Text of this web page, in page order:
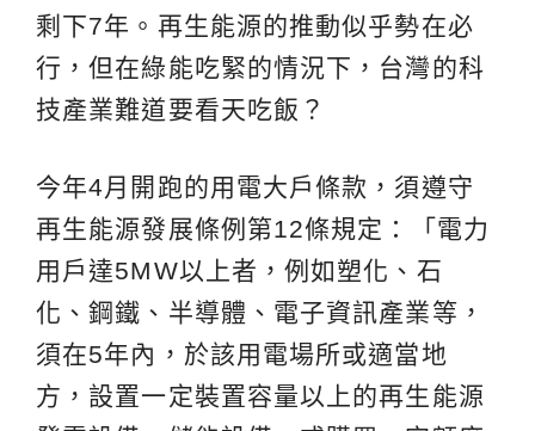
剩下7年。再生能源的推動似乎勢在必
行，但在綠能吃緊的情況下，台灣的科
技產業難道要看天吃飯？
今年4月開跑的用電大戶條款，須遵守
再生能源發展條例第12條規定：「電力
用戶達5MW以上者，例如塑化、石
化、鋼鐵、半導體、電子資訊產業等，
須在5年內，於該用電場所或適當地
方，設置一定裝置容量以上的再生能源